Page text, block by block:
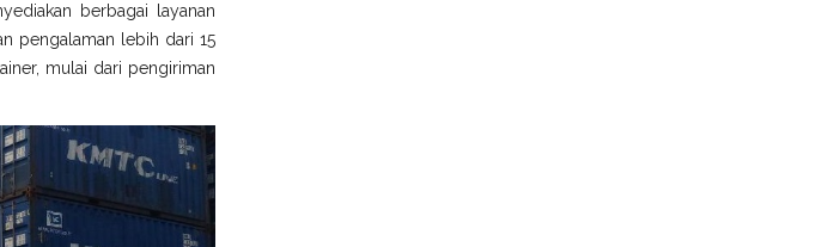
berbagai layanan
pengalaman lebih dari 15
mulai dari pengiriman